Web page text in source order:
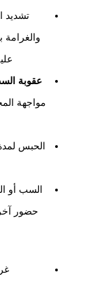
تشديد
عقوبة
مواجهة
السب أو
حضور